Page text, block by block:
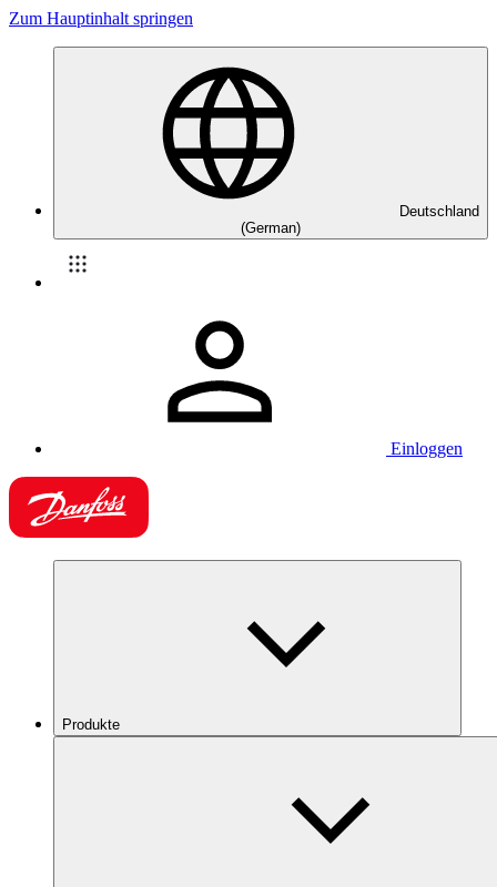
Zum Hauptinhalt springen
Deutschland
(German)
Einloggen
Produkte